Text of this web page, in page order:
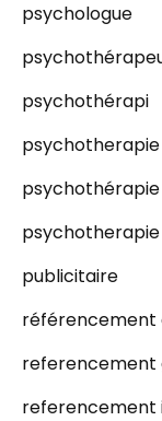
psychologue
psychothérapi
psychotherapie
psychothérapie
publicitaire
référencement
referencement
referencement